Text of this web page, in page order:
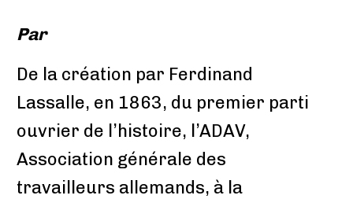
Par
De la création par Ferdinand
Lassalle, en 1863, du premier parti
ouvrier de l’histoire, l’ADAV,
Association générale des
travailleurs allemands, à la